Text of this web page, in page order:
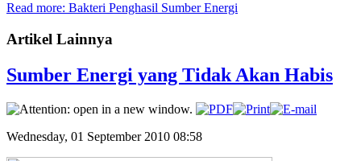
Read more: Bakteri Penghasil Sumber Energi
Artikel Lainnya
Sumber Energi yang Tidak Akan Habis
Wednesday, 01 September 2010 08:58